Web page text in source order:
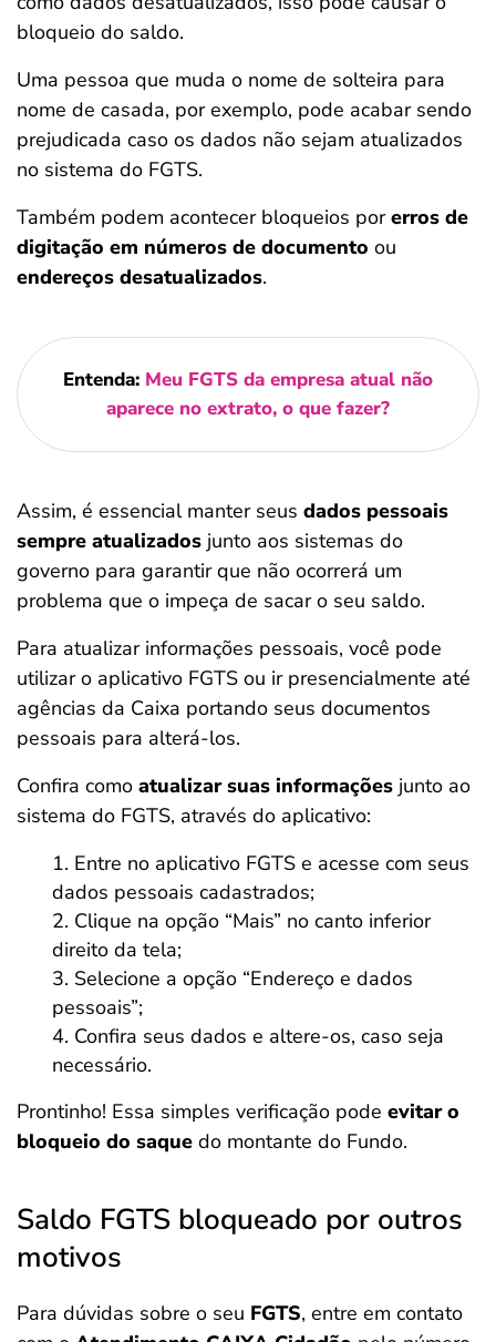
bloqueio do saldo.
Uma pessoa que muda o nome de solteira para
nome de casada, por exemplo, pode acabar sendo
prejudicada caso os dados não sejam atualizados
no sistema do FGTS.
Também podem acontecer bloqueios porerros de
digitação em números de documento ou
endereços desatualizados.
Entenda: Meu FGTS da empresa atual não
aparece no extrato, o que fazer?
Assim, é essencial manter seus dados pessoais
sempre atualizados junto aos sistemas do
governo para garantir que não ocorrerá um
problema que o impeça de sacar o seu saldo.
Para atualizar informações pessoais, você pode
utilizar o aplicativo FGTS ou ir presencialmente até
agências da Caixa portando seus documentos
pessoais para alterá-los.
Confira como atualizar suas informações junto ao
sistema do FGTS, através do aplicativo:
Entre no aplicativo FGTS e acesse com seus
dados pessoais cadastrados;
Clique na opção “Mais” no canto inferior
direito da tela;
Selecione a opção “Endereço e dados
pessoais”;
Confira seus dados e altere-os, caso seja
necessário.
Prontinho! Essa simples verificação pode evitar o
bloqueio do saque do montante do Fundo.
Saldo FGTS bloqueado por outros
motivos
Para dúvidas sobre o seu FGTS, entre em contato